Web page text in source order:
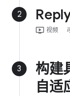
2
ondemand_video 视频
3
构建
自适